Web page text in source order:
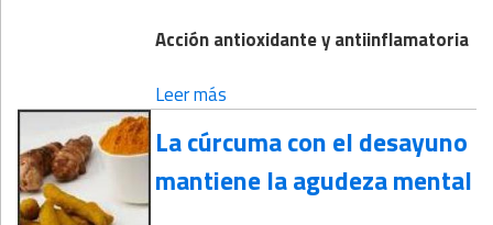
Acción antioxidante y antiinflamatoria
Leer más
La cúrcuma con el desayuno
mantiene la agudeza mental